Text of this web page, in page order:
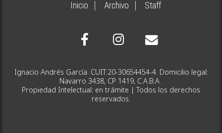
Inicio Archivo Staff
Ignacio Andrés García. CUIT:20-30654454-4. Domicilio legal:
Navarro 3438, CP 1419, C.A.B.A.
Propiedad Intelectual: en trámite | Todos los derechos
reservados.